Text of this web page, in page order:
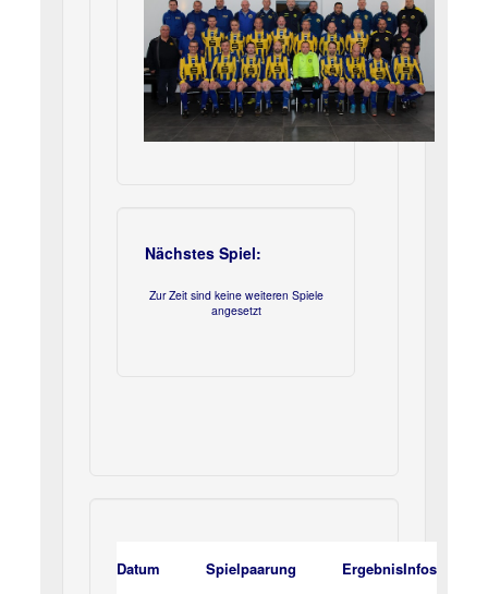
Nächstes Spiel:
Zur Zeit sind keine weiteren Spiele
angesetzt
Datum Spielpaarung ErgebnisInfos